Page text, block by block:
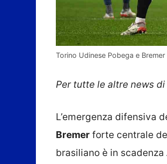
Torino Udinese Pobega e
Per tutte le altre news
L’emergenza difensiva
Bremer forte centrale
brasiliano è in scadenza